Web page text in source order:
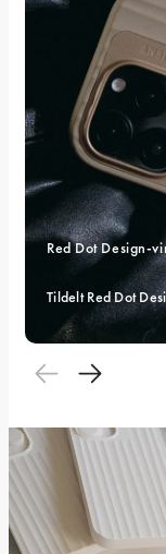
Red Dot Design-
Tildelt Red Dot